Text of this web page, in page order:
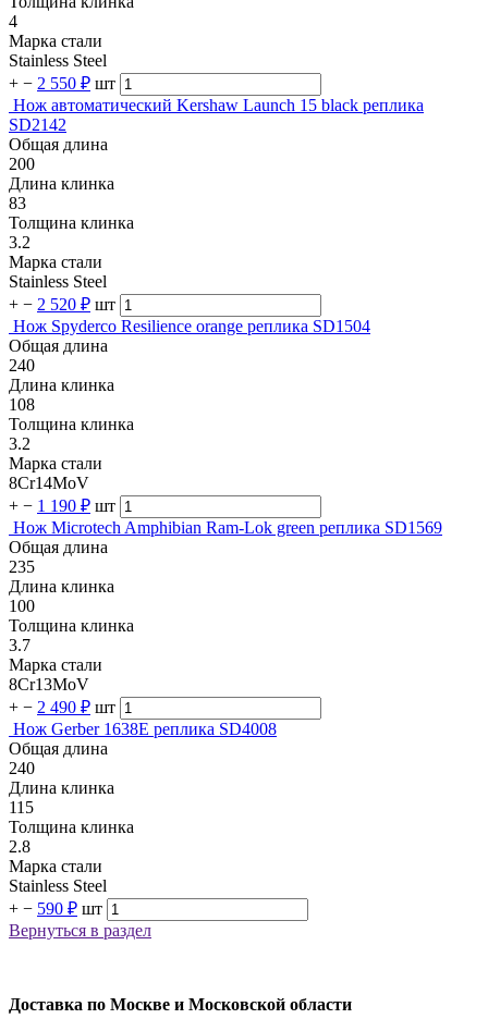
4
Марка стали
Stainless Steel
+ − 2 550 ₽ шт
Нож автоматический Kershaw Launch 15 black реплика
SD2142
Общая длина
200
Длина клинка
83
Толщина клинка
3.2
Марка стали
Stainless Steel
+ − 2 520 ₽ шт
Нож Spyderco Resilience orange реплика SD1504
Общая длина
240
Длина клинка
108
Толщина клинка
3.2
Марка стали
8Cr14MoV
+ − 1 190 ₽ шт
Нож Microtech Amphibian Ram-Lok green реплика SD1569
Общая длина
235
Длина клинка
100
Толщина клинка
3.7
Марка стали
8Cr13MoV
+ − 2 490 ₽ шт
Нож Gerber 1638E реплика SD4008
Общая длина
240
Длина клинка
115
Толщина клинка
2.8
Марка стали
Stainless Steel
+ − 590 ₽ шт
Вернуться в раздел
Доставка по Москве и Московской области